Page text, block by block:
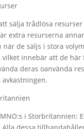
sälja trådlösa
extra resurserna
när de säljs i stora
vilket innebär att de här
deras oanvända
i Storbritannien: